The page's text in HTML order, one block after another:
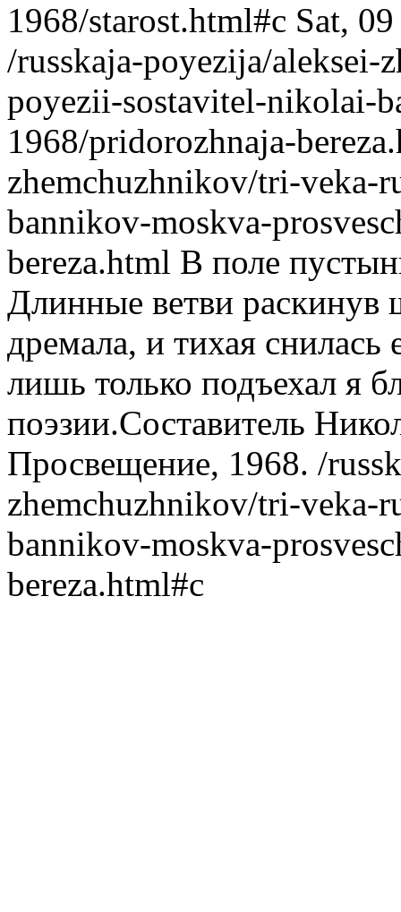
1968/starost.html#c Sat,
/russkaja-poyezija/
poyezii-sostavitel-nikolai-
1968/pridorozhnaja-
zhemchuzhnikov/tri-veka-
bannikov-moskva-
bereza.html В поле
Длинные ветви
дремала, и тихая снилась
лишь только подъехал я
поэзии.Составитель
Просвещение, 1968. /
zhemchuzhnikov/tri-veka-
bannikov-moskva-
bereza.html#c